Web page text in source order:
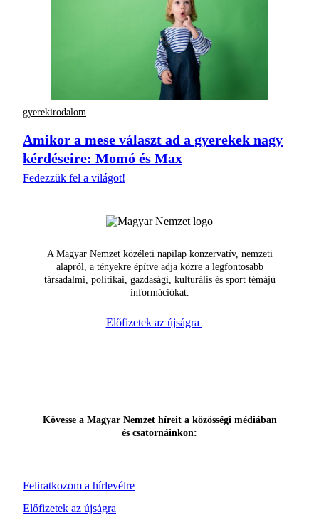
gyerekirodalom
Amikor a mese választ ad a gyerekek nagy
kérdéseire: Momó és Max
Fedezzük fel a világot!
A Magyar Nemzet közéleti napilap konzervatív, nemzeti
alapról, a tényekre építve adja közre a legfontosabb
társadalmi, politikai, gazdasági, kulturális és sport témájú
információkat.
Előfizetek az újságra
Feliratkozom a hírlevélre
Kövesse a Magyar Nemzet híreit a közösségi médiában
és csatornáinkon:
Előfizetek az újságra